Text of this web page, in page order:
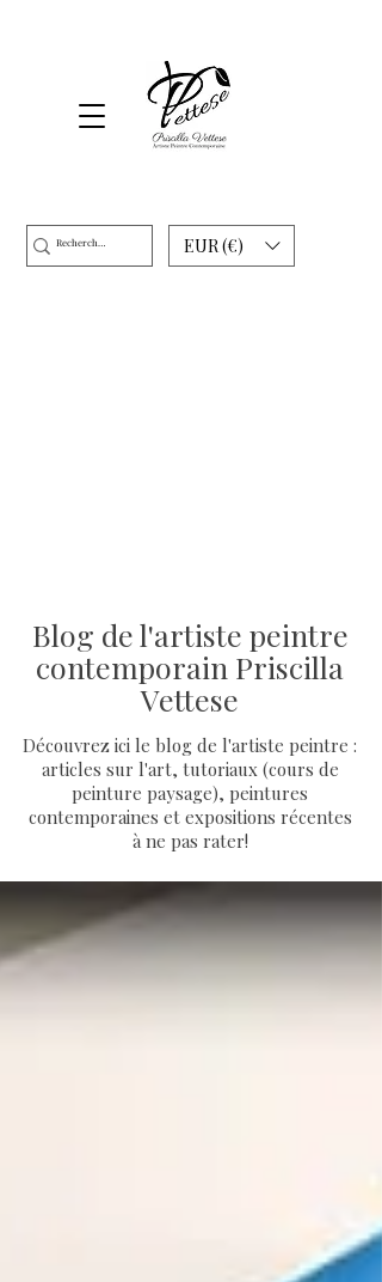
EUR (€)
Blog de l'artiste peintre
contemporain Priscilla
Vettese
Découvrez ici le blog de l'artiste peintre :
articles sur l'art, tutoriaux (cours de
peinture paysage), peintures
contemporaines et expositions récentes
à ne pas rater!